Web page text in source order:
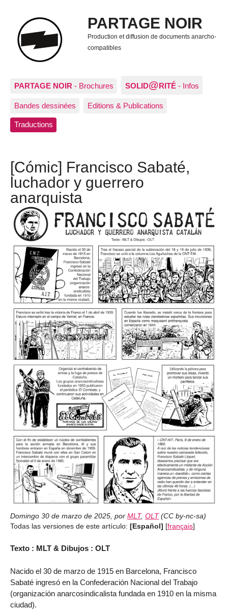
PARTAGE NOIR
Production et diffusion de documents anarcho-
compatibles
PARTAGE NOIR - Brochures SOLID@RITÉ - Infos
Bandes dessinées Editions & Publications
Traductions
[Cómic] Francisco Sabaté,
luchador y guerrero
anarquista
Domingo 30 de marzo de 2025 por MLT, OLT (CC by-nc-sa)
Todas las versiones de este artículo: [Español] [français]
Texto : MLT & Dibujos : OLT
Nacido el 30 de marzo de 1915 en Barcelona, Francisco
Sabaté ingresó en la Confederación Nacional del Trabajo
(organización anarcosindicalista fundada en 1910 en la misma
ciudad).